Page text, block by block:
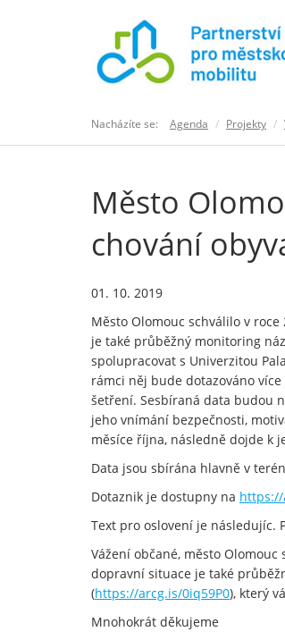
Nacházíte se: Agenda Projekty
Město
chování
01. 10. 2019
Město Olomouc schválilo v
je také průběžný monitoring
spolupracovat s Univerzitou
rámci něj bude dotazováno
šetření. Sesbíraná data budou
jeho vnímání bezpečnosti,
měsíce října, následně dojde k
Data jsou sbírána hlavně v
Dotaznik je dostupny na https://
Text pro oslovení je následujíc.
Vážení občané, město Olomouc
dopravní situace je také
(https://arcg.is/0iq59P0), který
Mnohokrát děkujeme